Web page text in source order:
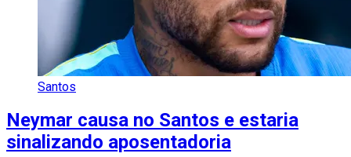
Santos
Neymar causa no Santos e estaria
sinalizando aposentadoria